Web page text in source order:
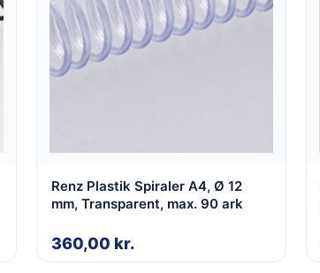
Renz Plastik Spiraler A4, Ø 12
mm, Transparent, max. 90 ark
360,00 kr.